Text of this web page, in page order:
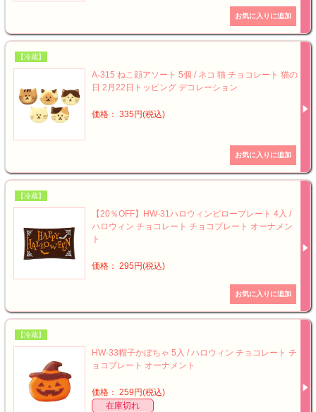
【冷蔵】
A-315 ねこ顔アソート 5個 / ネコ 猫 チョコレート 猫の
日 2月22日トッピング デコレーション
価格： 335円(税込)
【冷蔵】
【20％OFF】HW-31ハロウィンピロープレート 4入 /
ハロウィン チョコレート チョコプレート オーナメン
ト
価格： 295円(税込)
【冷蔵】
HW-33帽子かぼちゃ 5入 / ハロウィン チョコレート チ
ョコプレート オーナメント
価格： 259円(税込)
在庫切れ